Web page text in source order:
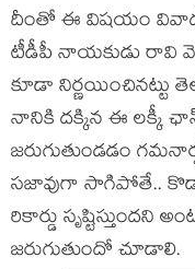
దీంతో ఈ విష‌యం
టీడీపీ నాయ‌కుడు రావి
కూడా
నానికి ద‌క్కిన ఈ ల‌క్కీ
జ‌రుగుతుండ‌డం
స‌జావుగా సాగిపోతే..
రికార్డు సృష్టిస్తుంద‌ని
జ‌రుగుతుందో చూడాలి.